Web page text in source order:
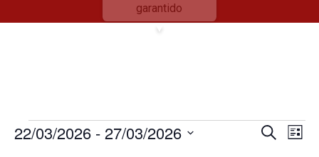
P
P
N
L
22/03/2026 - 27/03/2026
garantido